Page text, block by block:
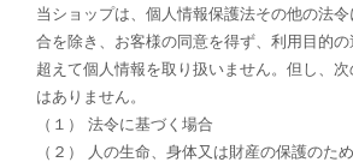
当ショップは、個人情報保護法その他の法
合を除き、お客様の同意を得ず、利用目的
超えて個人情報を取り扱いません。但し、
はありません。
（１） 法令に基づく場合
（２） 人の生命、身体又は財産の保護のた